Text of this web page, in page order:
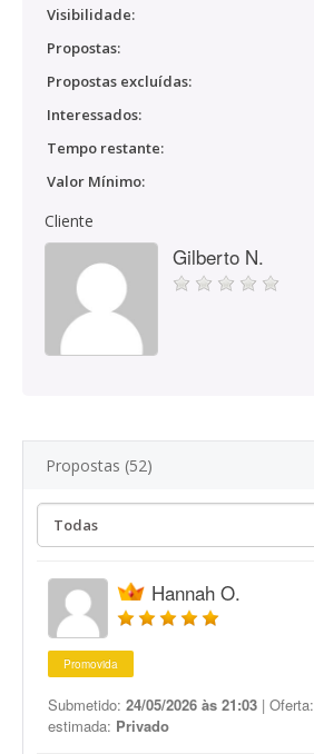
Visibilidade:
Propostas:
Propostas excluídas:
Interessados:
Tempo restante:
Valor Mínimo:
Cliente
Gilberto N.
Propostas (52)
Hannah O.
Promovida
Submetido: 24/05/2026 às 21:03 | Oferta:
estimada: Privado